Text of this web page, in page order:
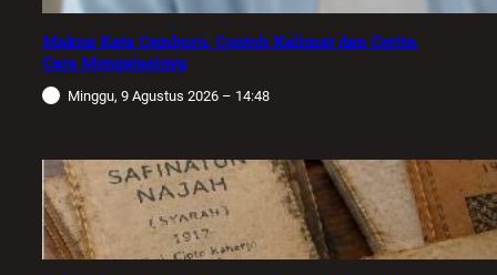
Makna Kata Cemburu, Contoh Kalimat dan Cerita,
Cara Mengatasinya
Minggu, 9 Agustus 2026 – 14:48